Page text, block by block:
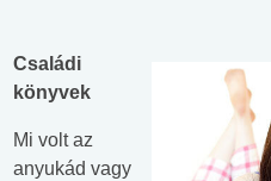
Családi
könyvek
Mi volt az
anyukád vagy